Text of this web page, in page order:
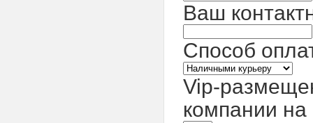
Ваш
Способ
Vip-
компании на